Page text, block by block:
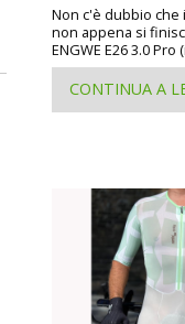
Non c'è dubbio
non appena si
ENGWE E26 3.0 Pro
CONTINUA A